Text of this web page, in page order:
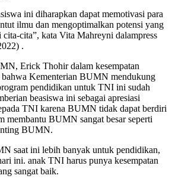
ini diharapkan dapat memotivasi para
ilmu dan mengoptimalkan potensi yang
cita”, kata Vita Mahreyni dalampress
.
Erick Thohir dalam kesempatan
bahwa Kementerian BUMN mendukung
pendidikan untuk TNI ini sudah
beasiswa ini sebagai apresiasi
TNI karena BUMN tidak dapat berdiri
membantu BUMN sangat besar seperti
BUMN.
saat ini lebih banyak untuk pendidikan,
ini. anak TNI harus punya kesempatan
sangat baik.